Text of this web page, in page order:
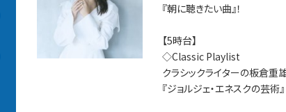
『朝に聴きたい曲』！
【5時台】
◇Classic Playlist
クラシックライターの板倉重雄
『ジョルジェ・エネスクの芸術